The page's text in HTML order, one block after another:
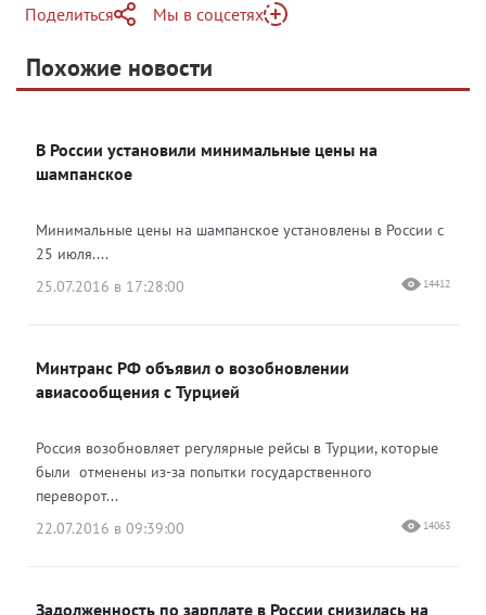
Поделиться
Telegram
Одноклассники
Мы в соцсетях
Яндекс Дзен
Похожие новости
В России установили минимальные цены на
шампанское
Минимальные цены на шампанское установлены в России с
25 июля....
25.07.2016 в 17:28:00
14412
Минтранс РФ объявил о возобновлении
авиасообщения с Турцией
Россия возобновляет регулярные рейсы в Турции, которые
были отменены из-за попытки государственного
переворот...
22.07.2016 в 09:39:00
14063
Задолженность по зарплате в России снизилась на